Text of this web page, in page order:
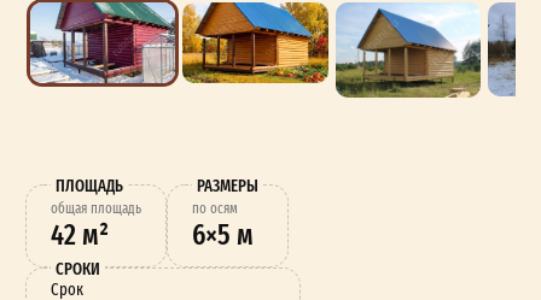
ПЛОЩАДЬ
oбщая площадь
42 м²
РАЗМЕРЫ
по осям
6×5 м
СРОКИ
Срок